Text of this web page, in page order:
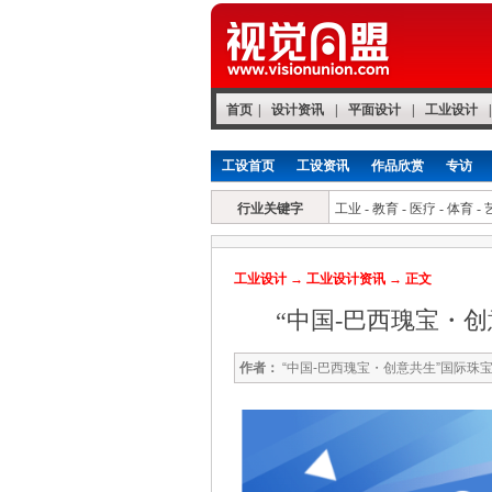
首页 设计资讯 平面设计 工业设计
工设首页 工设资讯 作品欣赏 专访
行业关键字 工业 - 教育 - 医疗 - 体育 -
工业设计 → 工业设计资讯 → 正文
“中国-巴西瑰宝・
作者： “中国-巴西瑰宝・创意共生”国际珠